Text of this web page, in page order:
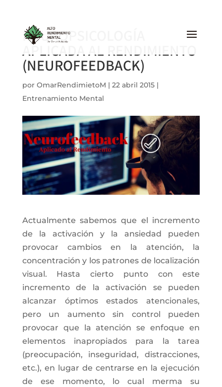
NEUROPSICOLOGÍA
APLICADA AL RENDIMIENTO
(NEUROFEEDBACK)
por OmarRendimietoM | 22 abril 2015|
Entrenamiento Mental
Actualmente sabemos que el incremento
de la activación y la ansiedad pueden
provocar cambios en la atención, la
concentración y los patrones de localización
visual. Hasta cierto punto con este
incremento de la activación se pueden
alcanzar óptimos estados atencionales,
pero un aumento sin control pueden
provocar que la atención se enfoque en
elementos inapropiados para la tarea
(preocupación, inseguridad, distracciones,
etc.), en lugar de centrarse en la ejecución
de ese momento, lo cual merma su